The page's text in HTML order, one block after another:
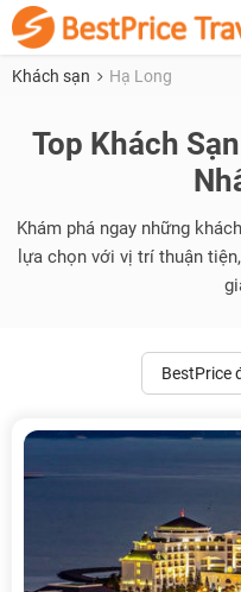
Khách sạn Hạ Long
Top Khách
Khám phá ngay những
lựa chọn với vị trí thuận